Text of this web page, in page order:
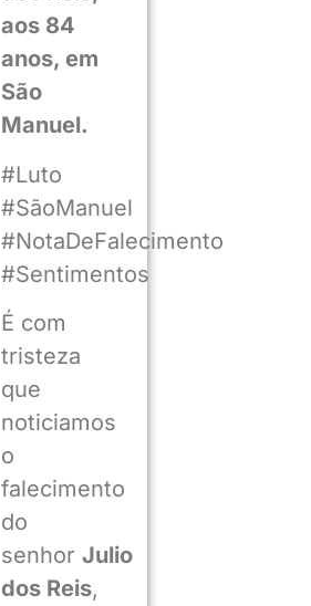
aos 84
anos, em
São
Manuel.
#Luto
#SãoManuel
#NotaDeFalecimento
#Sentimentos
É com
tristeza
que
noticiamos
o
falecimento
do
senhor Julio
dos Reis,